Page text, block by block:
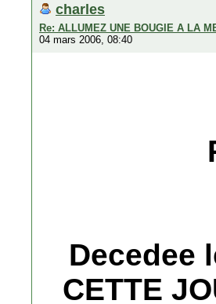
charles
Re: ALLUMEZ UNE BOUGIE A LA
04 mars 2006, 08:40
Decedee
CETTE